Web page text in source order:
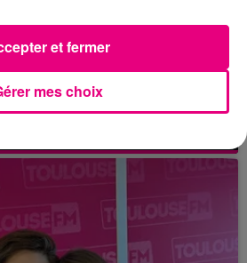
le procès en appel
mes choix
et fermer